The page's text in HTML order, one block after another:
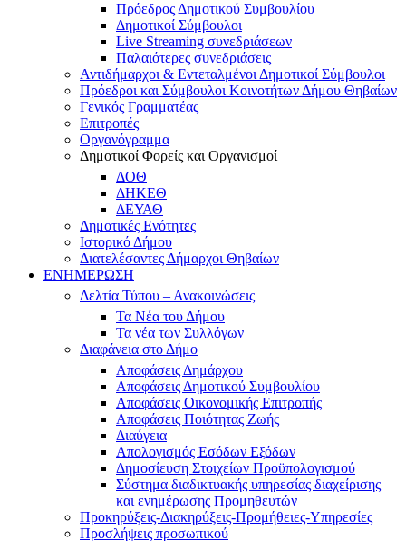
Πρόεδρος Δημοτικού Συμβουλίου
Δημοτικοί Σύμβουλοι
Live Streaming συνεδριάσεων
Παλαιότερες συνεδριάσεις
Αντιδήμαρχοι & Εντεταλμένοι Δημοτικοί Σύμβουλοι
Πρόεδροι και Σύμβουλοι Κοινοτήτων Δήμου Θηβαίων
Γενικός Γραμματέας
Επιτροπές
Οργανόγραμμα
Δημοτικοί Φορείς και Οργανισμοί
ΔΟΘ
ΔΗΚΕΘ
ΔΕΥΑΘ
Δημοτικές Ενότητες
Ιστορικό Δήμου
Διατελέσαντες Δήμαρχοι Θηβαίων
ΕΝΗΜΕΡΩΣΗ
Δελτία Τύπου – Ανακοινώσεις
Τα Νέα του Δήμου
Τα νέα των Συλλόγων
Διαφάνεια στο Δήμο
Αποφάσεις Δημάρχου
Αποφάσεις Δημοτικού Συμβουλίου
Αποφάσεις Οικονομικής Επιτροπής
Αποφάσεις Ποιότητας Ζωής
Διαύγεια
Απολογισμός Εσόδων Εξόδων
Δημοσίευση Στοιχείων Προϋπολογισμού
Σύστημα διαδικτυακής υπηρεσίας διαχείρισης
και ενημέρωσης Προμηθευτών
Προκηρύξεις-Διακηρύξεις-Προμήθειες-Υπηρεσίες
Προσλήψεις προσωπικού